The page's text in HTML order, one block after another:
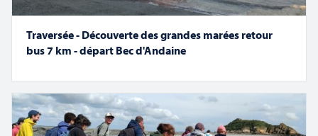
Traversée - Découverte des grandes marées retour
bus 7 km - départ Bec d'Andaine